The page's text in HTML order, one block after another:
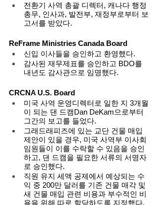
전환기 사역 총괄 디렉터, 캐나다 행정
총무, 인사과, 발전부, 재정부로부터 보
고서를 받았다.
ReFrame Ministries Canada Board
신입 이사들을 승인하고 환영했다.
감사된 재무제표를 승인하고 BDO를
내년도 감사관으로 임명했다.
CRCNA U.S. Board
미국 사역 운영디렉터로 일한 지 3개월
이 되는 댄 드캠Dan DeKam으로부터
그간의 보고를 들었다.
그래드래피즈에 있는 교단 건물 매입
제안이 있을 경우, 미국 사역부 이사회
임원들이 이를 수락할 수 있음을 승인
하고, 댄 드캠을 필요한 서류의 서명자
로 승인했다.
직원 유지 세액 공제에서 예상되는 수
익 중 200만 달러를 기존 건물 매각 및
새 건물 매입 관련 비용과 부수적인 비
용을 위해 따로 할당하도록 지정했다.